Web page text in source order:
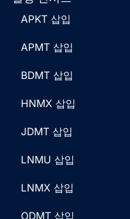
APKT 삽입
APMT 삽입
BDMT 삽입
HNMX 삽입
JDMT 삽입
LNMU 삽입
LNMX 삽입
ODMT 삽입